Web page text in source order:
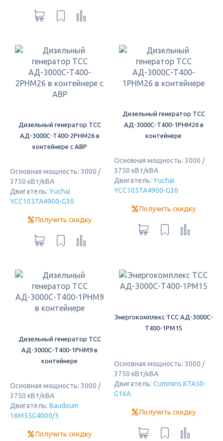
Дизельный генератор ТСС
АД-3000С-Т400-2РНМ26 в
контейнере с АВР
Основная мощность: 3000 /
3750 кВт/кВА
Двигатель: Yuchai
YCC105TA4900-G30
Получить скидку
Дизельный генератор ТСС
АД-3000С-Т400-1РНМ26 в
контейнере
Основная мощность: 3000 /
3750 кВт/кВА
Двигатель: Yuchai
YCC105TA4900-G30
Получить скидку
Дизельный генератор ТСС
АД-3000С-Т400-1РНМ9 в
контейнере
Основная мощность: 3000 /
3750 кВт/кВА
Двигатель: Baudouin
16M55G4000/5
Получить скидку
Энергокомплекс ТСС АД-3000С-
Т400-1РМ15
Основная мощность: 3000 /
3750 кВт/кВА
Двигатель: Cummins KTA50-
G16A
Получить скидку